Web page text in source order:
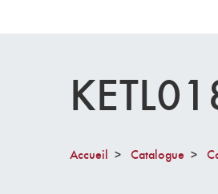
Accueil Catalogue